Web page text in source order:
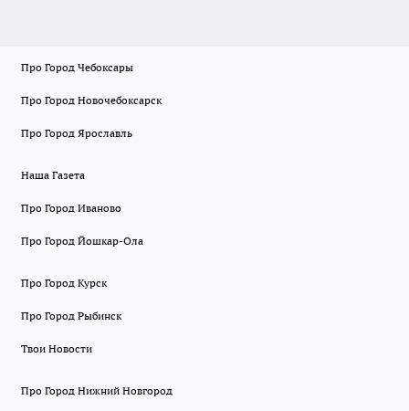
Про Город Чебоксары
Про Город Новочебоксарск
Про Город Ярославль
Наша Газета
Про Город Иваново
Про Город Йошкар-Ола
Про Город Курск
Про Город Рыбинск
Твои Новости
Про Город Нижний Новгород